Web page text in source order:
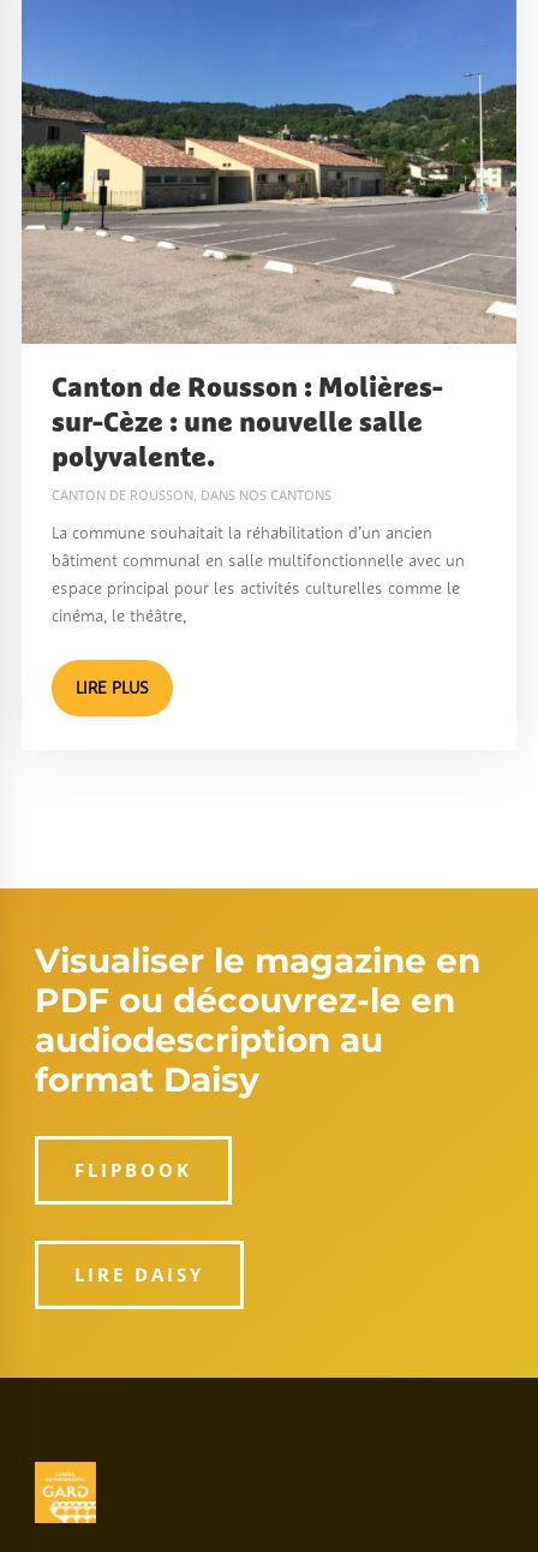
Canton de Rousson : Molières-
sur-Cèze : une nouvelle salle
polyvalente.
CANTON DE ROUSSON, DANS NOS CANTONS
La commune souhaitait la réhabilitation d’un ancien
bâtiment communal en salle multifonctionnelle avec un
espace principal pour les activités culturelles comme le
cinéma, le théâtre,
LIRE PLUS
Visualiser le magazine en
PDF ou découvrez-le en
audiodescription au
format Daisy
FLIPBOOK
LIRE DAISY